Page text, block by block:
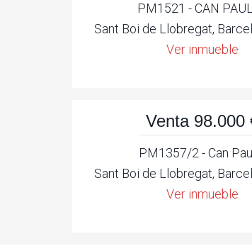
PM1521 - CAN
Sant Boi de Llobregat,
Ver inmueble
Venta 98.000
PM1357/2 - Can
Sant Boi de Llobregat,
Ver inmueble